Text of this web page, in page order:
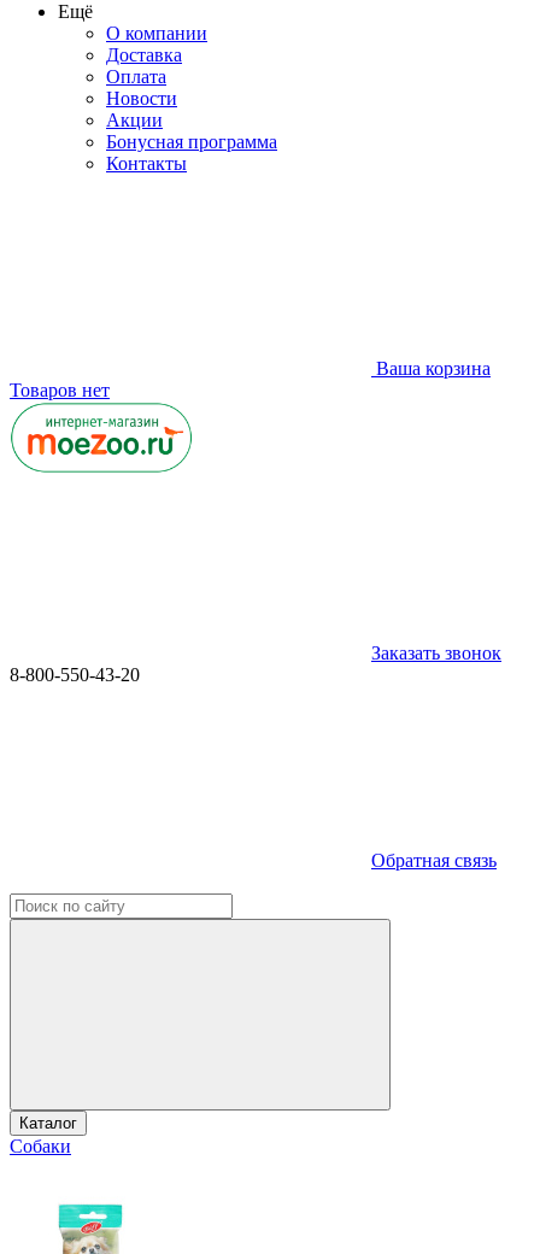
Ещё
О компании
Доставка
Оплата
Новости
Акции
Бонусная программа
Контакты
Ваша корзина
Товаров нет
Заказать звонок
8-800-550-43-20
Обратная связь
Каталог
Собаки